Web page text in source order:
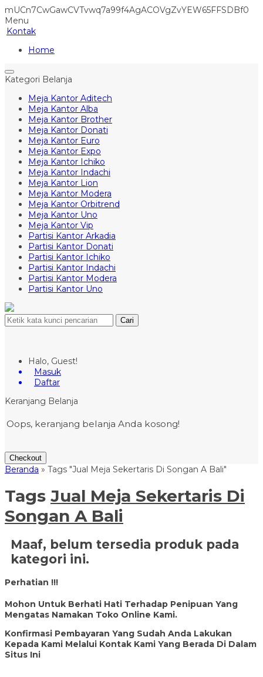
mUCn7CwGawCVTvwq7a99f4AgACOVgZvYEW65FFSDBf0
Menu
Kontak
Home
Kategori Belanja
Meja Kantor Aditech
Meja Kantor Alba
Meja Kantor Brother
Meja Kantor Donati
Meja Kantor Euro
Meja Kantor Expo
Meja Kantor Ichiko
Meja Kantor Indachi
Meja Kantor Lion
Meja Kantor Modera
Meja Kantor Orbitrend
Meja Kantor Uno
Meja Kantor Vip
Partisi Kantor Arkadia
Partisi Kantor Donati
Partisi Kantor Ichiko
Partisi Kantor Indachi
Partisi Kantor Modera
Partisi Kantor Uno
Cari
Halo, Guest!
Masuk
Daftar
Keranjang Belanja
Oops, keranjang belanja Anda kosong!
Checkout
Beranda » Tags "Jual Meja Sekertaris Di Songan A Bali"
Tags Jual Meja Sekertaris Di
Songan A Bali
Maaf, belum tersedia produk pada
kategori ini.
Perhatian !!!
Mohon Untuk Berhati Hati Terhadap Penipuan Yang
Mengatas Namakan Toko Online Kami.
Konfirmasi Pembayaran Yang Sudah Anda Lakukan
Kepada Kami Melalui Kontak Kami Yang Berada Di Dalam
Situs Ini